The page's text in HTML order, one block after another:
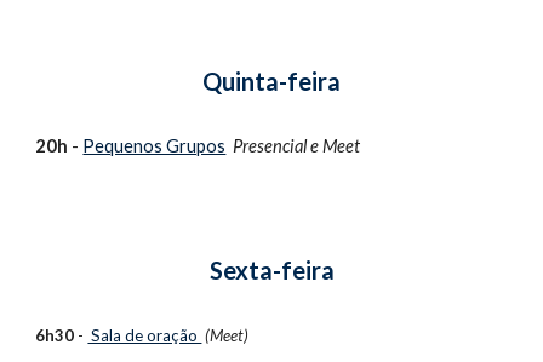
Quinta-feira
20h - Pequenos Grupos Presencial e Meet
Sexta-feira
6h30 - Sala de oração (Meet)